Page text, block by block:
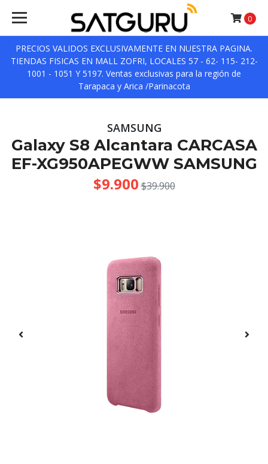
PRECIOS VALIDOS EXCLUSIVAMENTE EN NUESTRA PAGINA.
TIENDAS FISICAS EN MALL ZOFRI, LOCALES 57 - 62- 115- 212-
1001 - 1051 Y 5197. Ventas exclusivas para la región de
Tarapaca y Arica /Parinacota
0
SAMSUNG
Galaxy S8 Alcantara CARCASA
EF-XG950APEGWW SAMSUNG
$9.900 $39.900